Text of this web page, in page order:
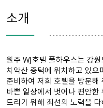
소개
원주 WJ호텔 풀하우스는 강
치악산 중턱에 위치하고 있
준비하여 저희 호텔을 방문
바쁜 일상에서 벗어나 편안
드리기 위해 최선의 노력을